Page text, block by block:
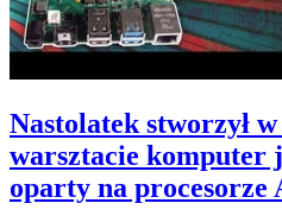
Nastolatek stworzył
warsztacie komputer
oparty na procesorze